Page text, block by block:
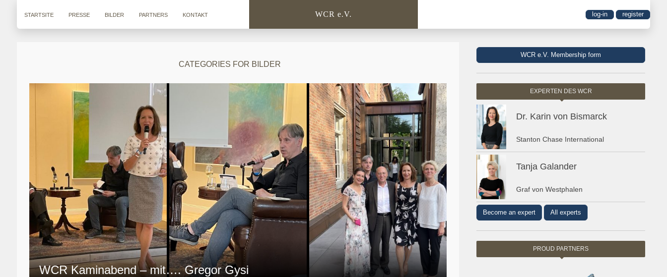
STARTSITE PRESSE BILDER PARTNERS KONTAKT WCR e.V. log-in register
CATEGORIES FOR BILDER
WCR Kaminabend – mit…. Gregor Gysi
WCR e.V. Membership form
EXPERTEN DES WCR
Dr. Karin von Bismarck
Stanton Chase International
Tanja Galander
Graf von Westphalen
Become an expert All experts
PROUD PARTNERS